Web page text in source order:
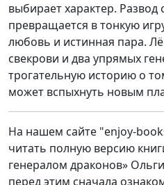
выбирает характер.
превращается в тонкую
любовь и истинная пара.
свекрови и два упрямых
трогательную историю о
может вспыхнуть новым
На нашем сайте "enjoy-
читать полную версию
генералом драконов»
перед этим сначала